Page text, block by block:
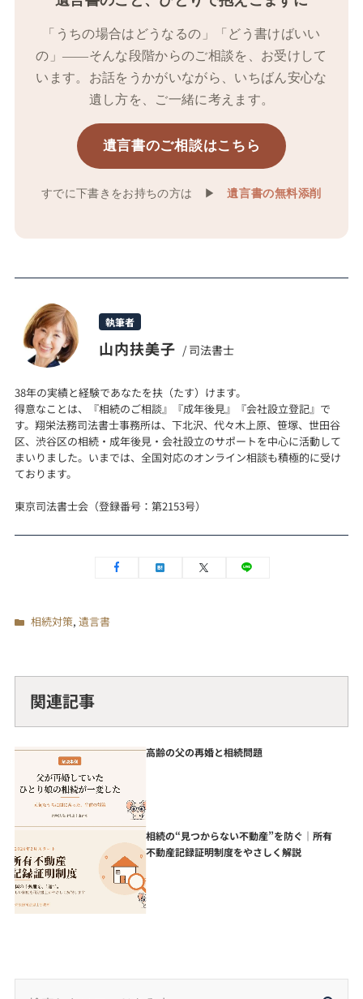
「うちの場合はどうなるの」「どう書けばいい
の」――そんな段階からのご相談を、お受けして
います。お話をうかがいながら、いちばん安心な
遺し方を、ご一緒に考えます。
遺言書のご相談はこちら
すでに下書きをお持ちの方は ▶遺言書の無料添削
執筆者
山内扶美子 / 司法書士
38年の実績と経験であなたを扶（たす）けます。
得意なことは、『相続のご相談』『成年後見』『会社設立登記』で
す。翔栄法務司法書士事務所は、下北沢、代々木上原、笹塚、世田谷
区、渋谷区の相続・成年後見・会社設立のサポートを中心に活動して
まいりました。いまでは、全国対応のオンライン相談も積極的に受け
ております。
東京司法書士会（登録番号：第2153号）
相続対策, 遺言書
関連記事
高齢の父の再婚と相続問題
相続の“見つからない不動産”を防ぐ｜所有
不動産記録証明制度をやさしく解説